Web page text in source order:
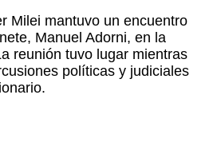
Milei mantuvo un encuentro
Manuel Adorni, en la
reunión tuvo lugar mientras
políticas y judiciales